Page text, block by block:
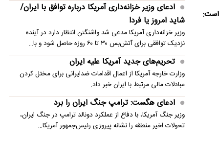
ادعای وزیر خزانه‌داری آمریکا درباره توافق با ایران/
شاید امروز یا فردا
وزیر خزانه‌داری آمریکا مدعی شد واشنگتن انتظار دارد در آینده
نزدیک توافقی برای آتش‌بس ۳۰ تا ۶۰ روزه حاصل شود و با…
تحریم‌های جدید آمریکا علیه ایران
وزارت خارجه آمریکا از اعمال اقدامات ضدایرانی برای مختل کردن
مبادلات مالی مرتبط با ایران خبر داد.
ادعای هگست: ترامپ جنگ ایران را برد
وزیر جنگ آمریکا، با دفاع از عملکرد دونالد ترامپ در جنگ ایران،
تحولات اخیر منطقه را نشانه پیروزی رئیس‌جمهور آمریکا…